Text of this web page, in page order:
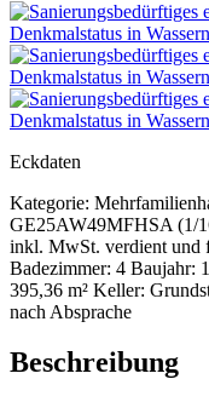
Eckdaten
Kategorie:
GE25AW49MFHSA (1/
inkl. MwSt. verdient und
Badezimmer: 4 Baujahr:
395,36 m² Keller:
nach Absprache
Beschreibung